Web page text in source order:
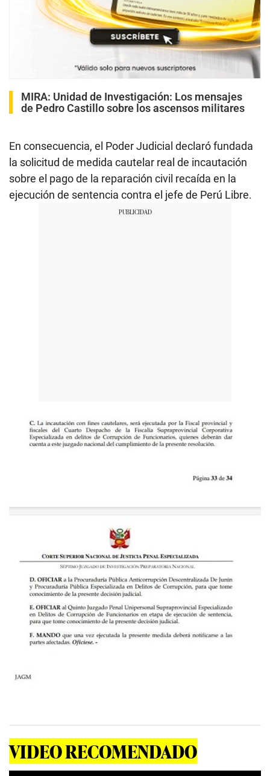
MIRA: Unidad de Investigación: Los mensajes
de Pedro Castillo sobre los ascensos militares
En consecuencia, el Poder Judicial declaró fundada
la solicitud de medida cautelar real de incautación
sobre el pago de la reparación civil recaída en la
ejecución de sentencia contra el jefe de Perú Libre.
VIDEO RECOMENDADO